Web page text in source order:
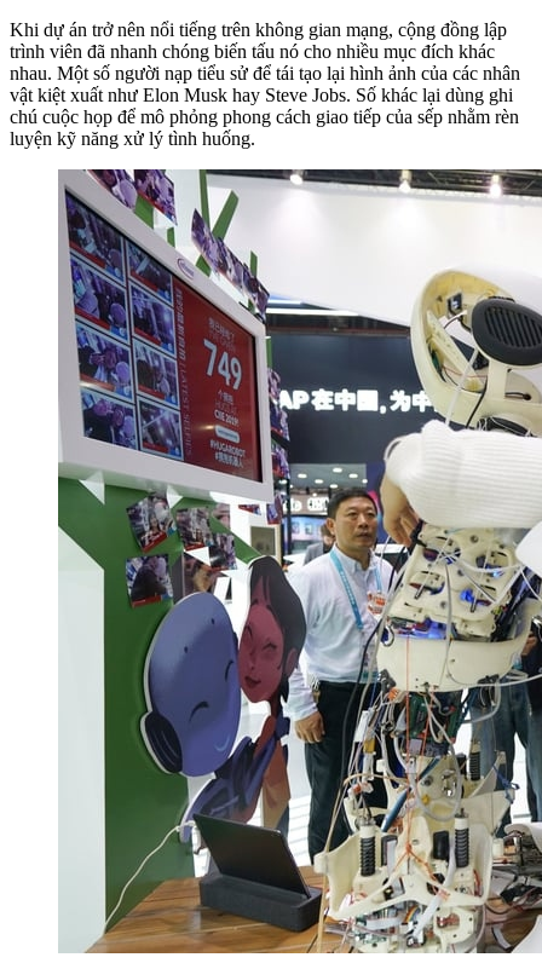
Khi dự án trở nên nổi tiếng trên không gian mạng, cộng đồng lập
trình viên đã nhanh chóng biến tấu nó cho nhiều mục đích khác
nhau. Một số người nạp tiểu sử để tái tạo lại hình ảnh của các nhân
vật kiệt xuất như Elon Musk hay Steve Jobs. Số khác lại dùng ghi
chú cuộc họp để mô phỏng phong cách giao tiếp của sếp nhằm rèn
luyện kỹ năng xử lý tình huống.